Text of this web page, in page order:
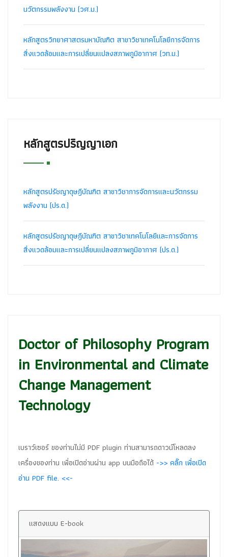
นวัตกรรมพลังงาน (วศ.ม.)
หลักสูตรวิทยาศาสตรมหาบัณฑิต สาขาวิชาเทคโนโลยีการจัดการ
สิ่งแวดล้อมและการเปลี่ยนแปลงสภาพภูมิอากาศ (วท.ม.)
หลักสูตรปริญญาเอก
หลักสูตรปรัชญาดุษฎีบัณฑิต สาขาวิชาการจัดการและนวัตกรรม
พลังงาน (ปร.ด.)
หลักสูตรปรัชญาดุษฎีบัณฑิต สาขาวิชาเทคโนโลยีและการจัดการ
สิ่งแวดล้อมและการเปลี่ยนแปลงสภาพภูมิอากาศ (ปร.ด.)
Doctor of Philosophy Program
in Environmental and Climate
Change Management
Technology
เบราว์เซอร์ ของท่านไม่มี PDF plugin ท่านสามารถดาวน์โหลดลง
เครื่องของท่าน เพื่อเปิดอ่านผ่าน app บนมือถือได้ ->> คลิ๊ก เพื่อเปิด
อ่าน PDF file. <<-
แสดงแบบ E-book